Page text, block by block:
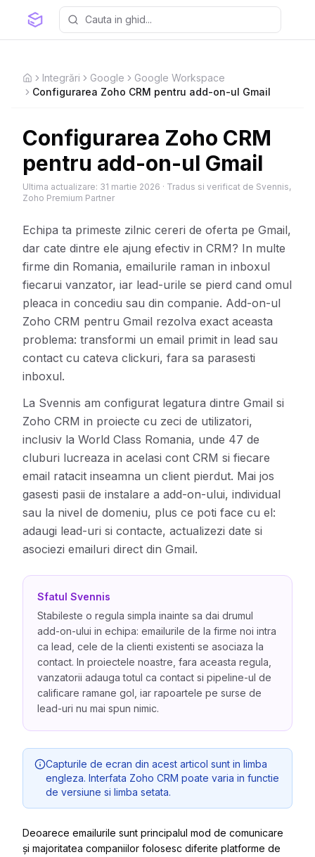
HomeIntegrări Google
Google Workspace
Configurarea Zoho CRM pentru add-on-ul Gmail
Configurarea Zoho CRM
pentru add-on-ul Gmail
Ultima actualizare: 31 martie 2026 · Tradus si verificat de Svennis,
Zoho Premium Partner
Echipa ta primeste zilnic cereri de oferta pe Gmail,
dar cate dintre ele ajung efectiv in CRM? In multe
firme din Romania, emailurile raman in inboxul
fiecarui vanzator, iar lead-urile se pierd cand omul
pleaca in concediu sau din companie. Add-on-ul
Zoho CRM pentru Gmail rezolva exact aceasta
problema: transformi un email primit in lead sau
contact cu cateva clickuri, fara sa parasesti
inboxul.
La Svennis am configurat legatura dintre Gmail si
Zoho CRM in proiecte cu zeci de utilizatori,
inclusiv la World Class Romania, unde 47 de
cluburi lucreaza in acelasi cont CRM si fiecare
email ratacit inseamna un client pierdut. Mai jos
gasesti pasii de instalare a add-on-ului, individual
sau la nivel de domeniu, plus ce poti face cu el:
adaugi lead-uri si contacte, actualizezi date si
asociezi emailuri direct din Gmail.
Sfatul Svennis
Stabileste o regula simpla inainte sa dai drumul
add-on-ului in echipa: emailurile de la firme noi intra
ca lead, cele de la clienti existenti se asociaza la
contact. In proiectele noastre, fara aceasta regula,
vanzatorii adauga totul ca contact si pipeline-ul de
calificare ramane gol, iar rapoartele pe surse de
lead-uri nu mai spun nimic.
Capturile de ecran din acest articol sunt in limba
engleza. Interfata Zoho CRM poate varia in functie
de versiune si limba setata.
Deoarece emailurile sunt principalul mod de comunicare
și majoritatea companiilor folosesc diferite platforme de